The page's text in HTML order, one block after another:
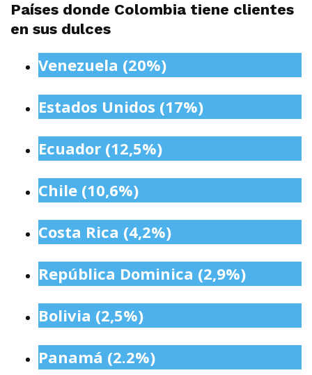
Países donde Colombia tiene clientes
en sus dulces
Venezuela (20%)
Estados Unidos (17%)
Ecuador (12,5%)
Chile (10,6%)
Costa Rica (4,2%)
República Dominica (2,9%)
Bolivia (2,5%)
Panamá (2.2%)